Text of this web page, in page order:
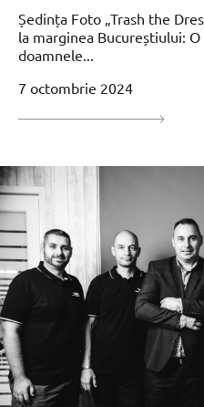
Ședința Foto „Trash the
la marginea Bucureștiului:
doamnele...
7 octombrie 2024